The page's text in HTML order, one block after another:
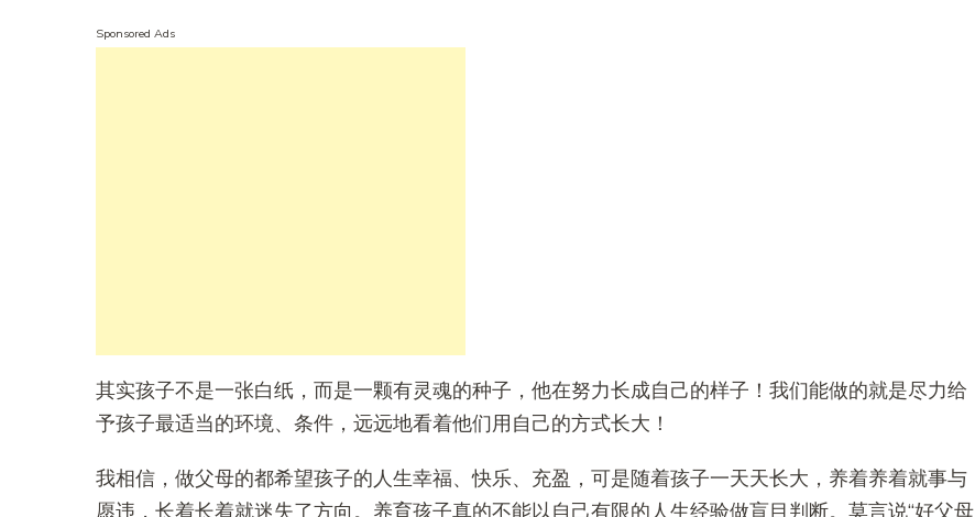
Sponsored Ads
其实孩子不是一张白纸，而是一颗有灵魂的种子，他在努力长成自己的样子！我们能做的就是尽力给
予孩子最适当的环境、条件，远远地看着他们用自己的方式长大！
我相信，做父母的都希望孩子的人生幸福、快乐、充盈，可是随着孩子一天天长大，养着养着就事与